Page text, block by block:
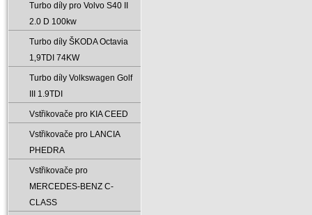
Turbo díly pro Volvo S40 II
2.0 D 100kw
Turbo díly ŠKODA Octavia
1‚9TDI 74KW
Turbo díly Volkswagen Golf
III 1.9TDI
Vstřikovače pro KIA CEED
Vstřikovače pro LANCIA
PHEDRA
Vstřikovače pro
MERCEDES-BENZ C-
CLASS